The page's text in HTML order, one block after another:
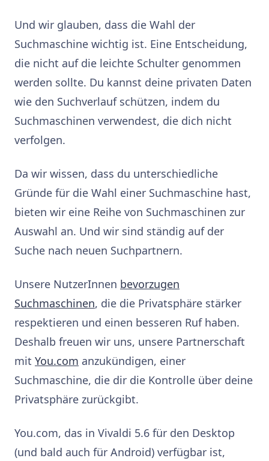
Und wir glauben, dass die Wahl der
Suchmaschine wichtig ist. Eine Entscheidung,
die nicht auf die leichte Schulter genommen
werden sollte. Du kannst deine privaten Daten
wie den Suchverlauf schützen, indem du
Suchmaschinen verwendest, die dich nicht
verfolgen.
Da wir wissen, dass du unterschiedliche
Gründe für die Wahl einer Suchmaschine hast,
bieten wir eine Reihe von Suchmaschinen zur
Auswahl an. Und wir sind ständig auf der
Suche nach neuen Suchpartnern.
Unsere NutzerInnen bevorzugen
Suchmaschinen, die die Privatsphäre stärker
respektieren und einen besseren Ruf haben.
Deshalb freuen wir uns, unsere Partnerschaft
mit You.com anzukündigen, einer
Suchmaschine, die dir die Kontrolle über deine
Privatsphäre zurückgibt.
You.com, das in Vivaldi 5.6 für den Desktop
(und bald auch für Android) verfügbar ist,